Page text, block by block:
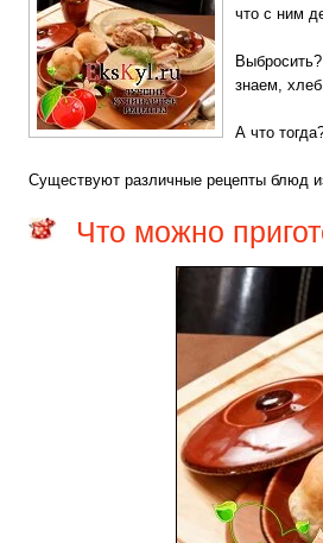
что с ним
знаем,
А что
Существуют различные рецепты блюд
Что можно